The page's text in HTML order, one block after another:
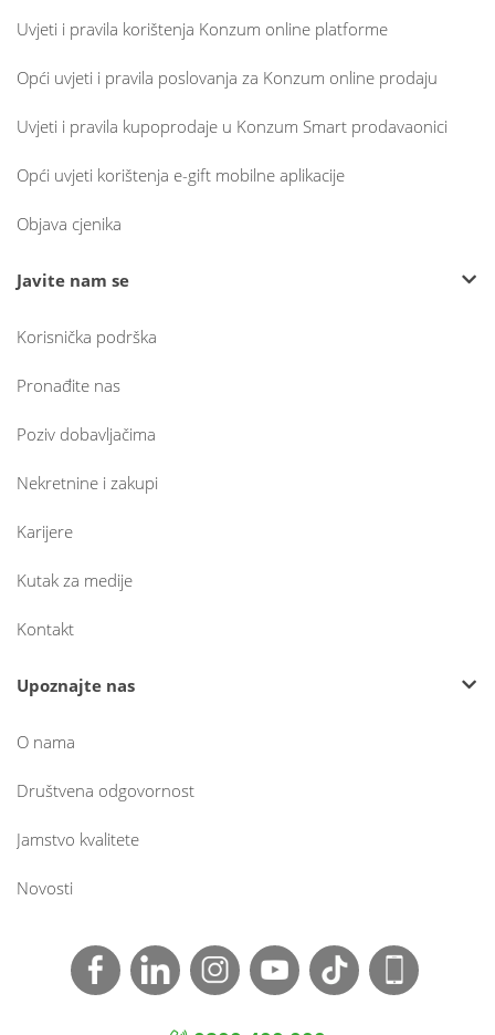
Uvjeti i pravila korištenja Konzum online platforme
Opći uvjeti i pravila poslovanja za Konzum online prodaju
Uvjeti i pravila kupoprodaje u Konzum Smart prodavaonici
Opći uvjeti korištenja e-gift mobilne aplikacije
Objava cjenika
Javite nam se
Korisnička podrška
Pronađite nas
Poziv dobavljačima
Nekretnine i zakupi
Karijere
Kutak za medije
Kontakt
Upoznajte nas
O nama
Društvena odgovornost
Jamstvo kvalitete
Novosti